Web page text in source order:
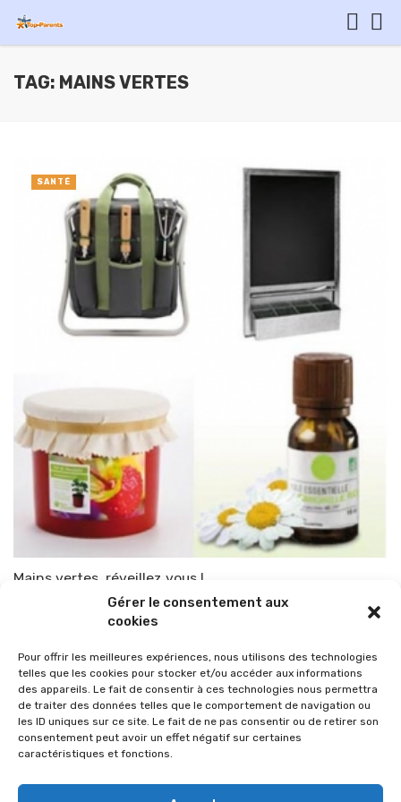
Gérer le consentement aux
cookies
Pour offrir les meilleures expériences, nous utilisons des technologies
telles que les cookies pour stocker et/ou accéder aux informations
des appareils. Le fait de consentir à ces technologies nous permettra
de traiter des données telles que le comportement de navigation ou
les ID uniques sur ce site. Le fait de ne pas consentir ou de retirer son
consentement peut avoir un effet négatif sur certaines
caractéristiques et fonctions.
TAG: MAINS VERTES
Mains vertes, réveillez vous !
TOP-PARENTS 13 avril 2010
SANTÉ